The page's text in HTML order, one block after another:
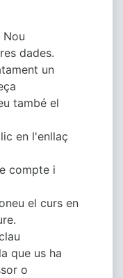
Nou
dades.
un
també el
en l'enllaç
compte i
el curs en
que us ha
o